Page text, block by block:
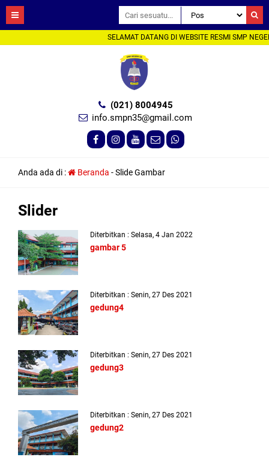
SELAMAT DATANG DI WEBSITE RESMI SMP
(021) 8004945
info.smpn35@gmail.com
Anda ada di : Beranda -Slide Gambar
Slider
Diterbitkan : Selasa, 4 Jan 2022
gambar 5
Diterbitkan : Senin, 27 Des 2021
gedung4
Diterbitkan : Senin, 27 Des 2021
gedung3
Diterbitkan : Senin, 27 Des 2021
gedung2